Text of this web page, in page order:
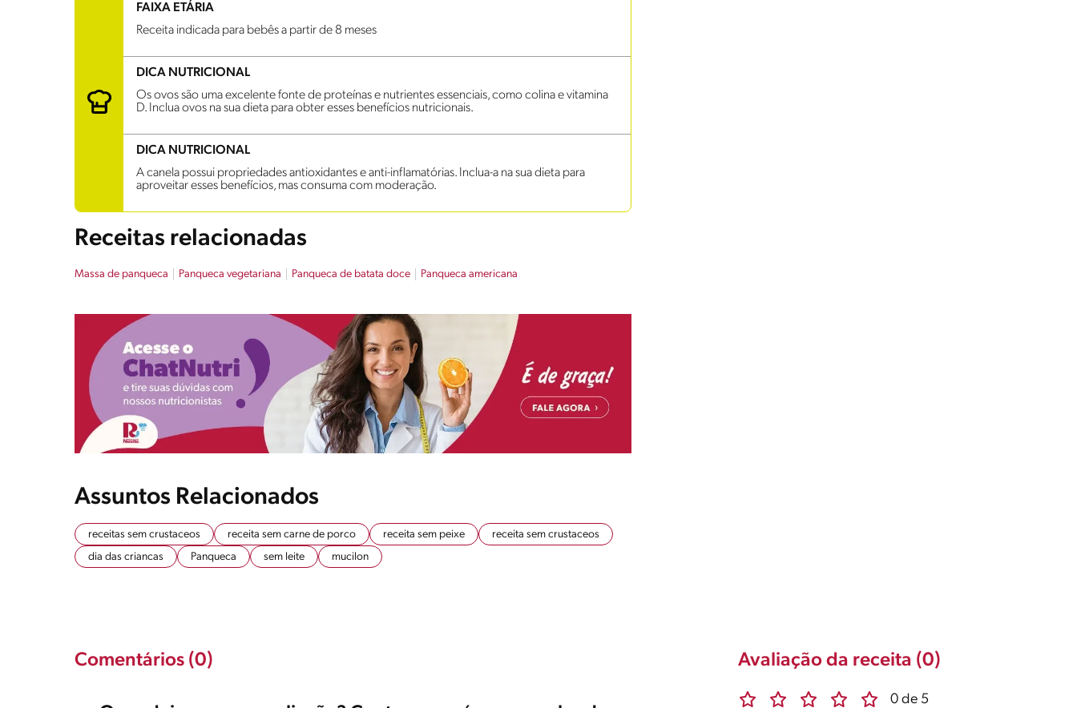
FAIXA ETÁRIA
Receita indicada para bebês a partir de 8 meses
DICA NUTRICIONAL
Os ovos são uma excelente fonte de proteínas e nutrientes essenciais, como colina e vitamina
D. Inclua ovos na sua dieta para obter esses benefícios nutricionais.
DICA NUTRICIONAL
A canela possui propriedades antioxidantes e anti-inflamatórias. Inclua-a na sua dieta para
aproveitar esses benefícios, mas consuma com moderação.
Receitas relacionadas
Massa de panqueca Panqueca vegetariana Panqueca de batata doce Panqueca americana​
Assuntos Relacionados
receitas sem crustaceos receita sem carne de porco receita sem peixe
receita sem crustaceos
dia das criancas
Panqueca sem leite mucilon
Avaliação da receita (0)
0 de 5
Comentários (0)